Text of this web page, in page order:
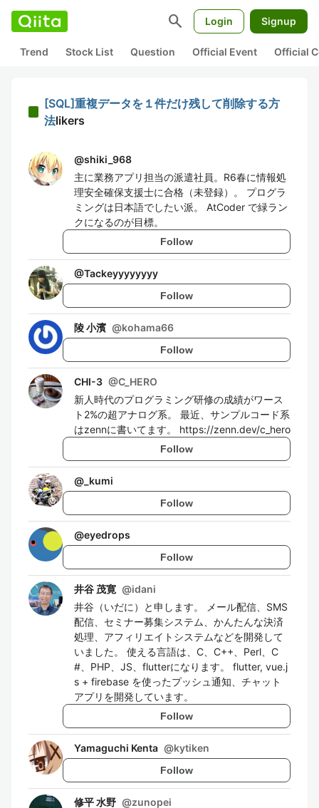
search Login Signup
Trend Stock List Question Official Event Official
[SQL]重複データを１件だけ残して削除する方
法likers
@shiki_968
主に業務アプリ担当の派遣社員。R6春に情報処
理安全確保支援士に合格（未登録）。 プログラ
ミングは日本語でしたい派。 AtCoder で緑ラン
クになるのが目標。
Follow
@Tackeyyyyyyyy
Follow
陵 小濱 @kohama66
Follow
CHI-3 @C_HERO
新人時代のプログラミング研修の成績がワース
ト2%の超アナログ系。 最近、サンプルコード系
はzennに書いてます。 https://zenn.dev/c_hero
Follow
@ _kumi
Follow
@eyedrops
Follow
井谷 茂寛 @idani
井谷（いだに）と申します。 メール配信、SMS
配信、セミナー募集システム、かんたんな決済
処理、アフィリエイトシステムなどを開発して
いました。 使える言語は、C、C++、Perl、C
#、PHP、JS、flutterになります。 flutter, vue.j
s + firebase を使ったプッシュ通知、チャット
アプリを開発しています。
Follow
Yamaguchi Kenta @kytiken
Follow
修平 水野 @zunopei